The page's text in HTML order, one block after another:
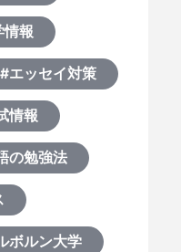
情報
#エッセイ対策
情報
の勉強法
ボルン大学